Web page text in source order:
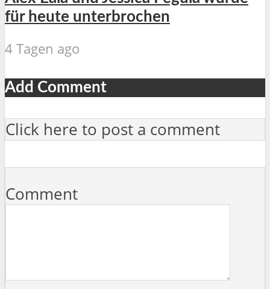
für heute unterbrochen
4 Tagen ago
Add Comment
Click here to post a comment
Comment